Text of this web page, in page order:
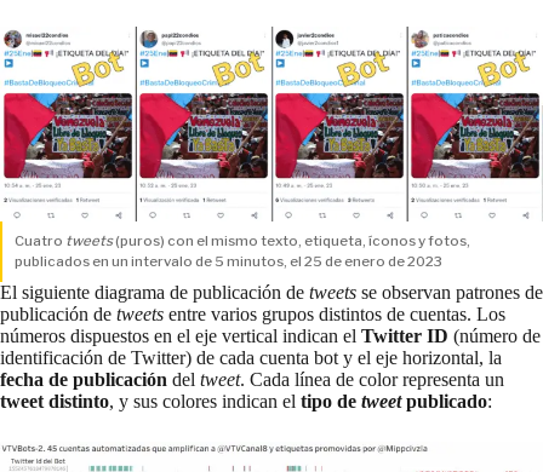
Cuatro tweets(puros) con el mismo texto, etiqueta, íconos y fotos,
publicados en un intervalo de 5 minutos, el 25 de enero de 2023
El siguiente diagrama de publicación de tweets se observan patrones de
publicación de tweets entre varios grupos distintos de cuentas. Los
números dispuestos en el eje vertical indican el Twitter ID (número de
identificación de Twitter) de cada cuenta bot y el eje horizontal, la
fecha de publicación del tweet. Cada línea de color representa un
tweet distinto, y sus colores indican el tipo de tweetpublicado: